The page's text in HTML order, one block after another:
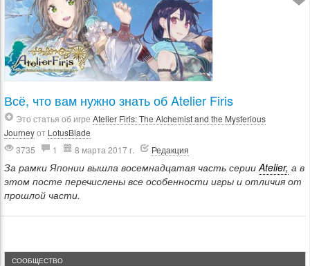
Всё, что вам нужно знать об Atelier Firis
Это статья об игре Atelier Firis: The Alchemist and the Mysterious
Journeyот LotusBlade
3735
1 8 марта 2017 г. Редакция
За рамки Японии вышла восемнадцатая часть серииAtelier, а в
этом посте перечислены все особенности игры и отличия от
прошлой части.
СООБЩЕСТВО